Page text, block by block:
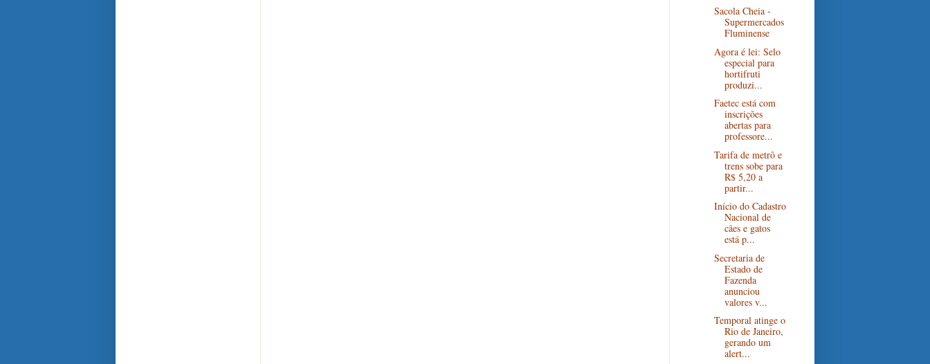
Sacola Cheia -
Supermercados
Fluminense
Agora é lei: Selo
especial para
hortifruti
produzi...
Faetec está com
inscrições
abertas para
professore...
Tarifa de metrô e
trens sobe para
R$ 5,20 a
partir...
Início do Cadastro
Nacional de
cães e gatos
está p...
Secretaria de
Estado de
Fazenda
anunciou
valores v...
Temporal atinge o
Rio de Janeiro,
gerando um
alert...